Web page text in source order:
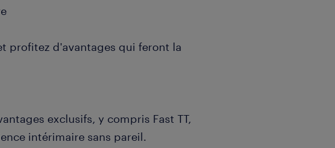
profitez d'avantages qui feront la
exclusifs, y compris Fast TT,
intérimaire sans pareil.